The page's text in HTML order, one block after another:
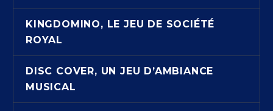
KINGDOMINO, LE JEU DE SOCIÉTÉ
ROYAL
DISC COVER, UN JEU D’AMBIANCE
MUSICAL